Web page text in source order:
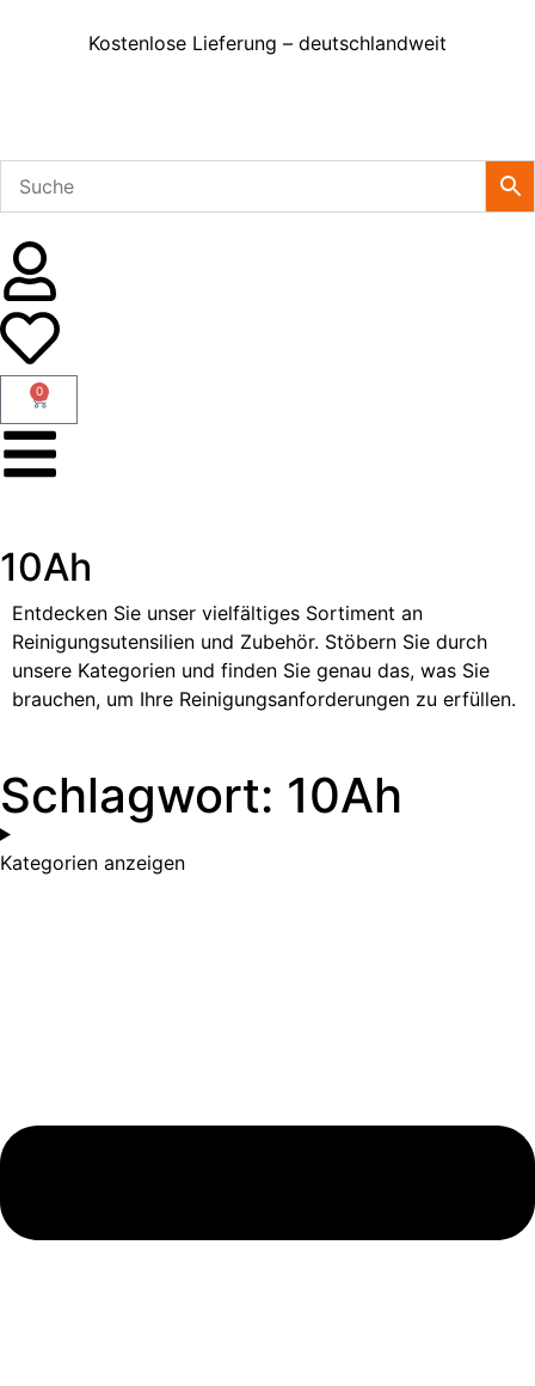
Kostenlose Lieferung – deutschlandweit
0
10Ah
Entdecken Sie unser vielfältiges Sortiment an
Reinigungsutensilien und Zubehör. Stöbern Sie durch
unsere Kategorien und finden Sie genau das, was Sie
brauchen, um Ihre Reinigungsanforderungen zu erfüllen.
Schlagwort: 10Ah
Kategorien anzeigen